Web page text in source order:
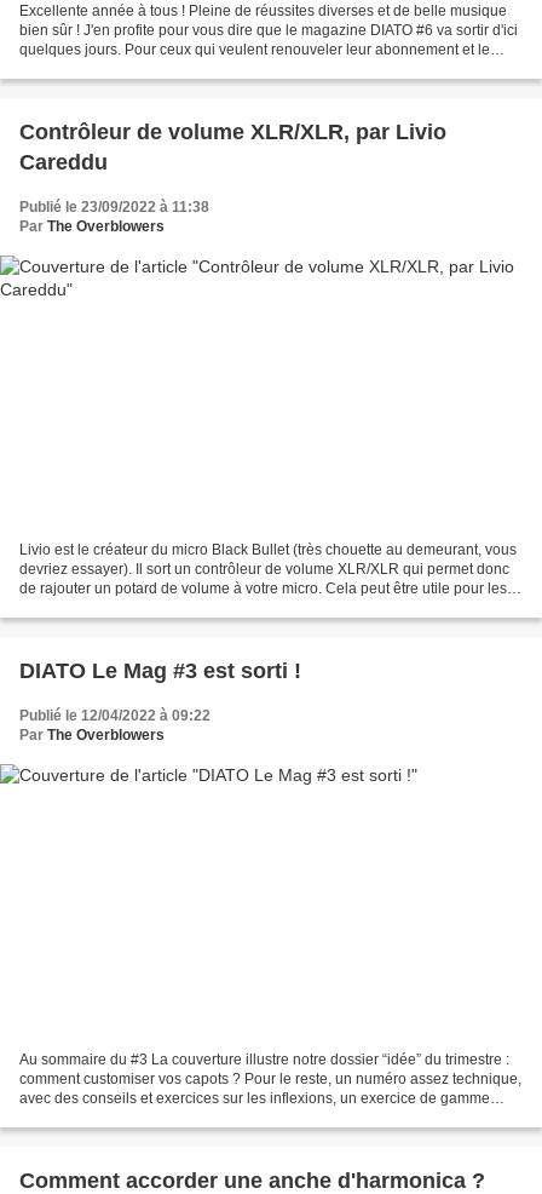
Excellente année à tous ! Pleine de réussites diverses et de belle musique
bien sûr ! J'en profite pour vous dire que le magazine DIATO #6 va sortir d'ici
quelques jours. Pour ceux qui veulent renouveler leur abonnement et le
Contrôleur de volume XLR/XLR, par Livio
Careddu
Publié le 23/09/2022 à 11:38
Par The Overblowers
Livio est le créateur du micro Black Bullet (très chouette au demeurant, vous
devriez essayer). Il sort un contrôleur de volume XLR/XLR qui permet donc
de rajouter un potard de volume à votre micro. Cela peut être utile pour les
DIATO Le Mag #3 est sorti !
Publié le 12/04/2022 à 09:22
Par The Overblowers
Au sommaire du #3 La couverture illustre notre dossier “idée” du trimestre :
comment customiser vos capots ? Pour le reste, un numéro assez technique,
avec des conseils et exercices sur les inflexions, un exercice de gamme
Comment accorder une anche d'harmonica ?